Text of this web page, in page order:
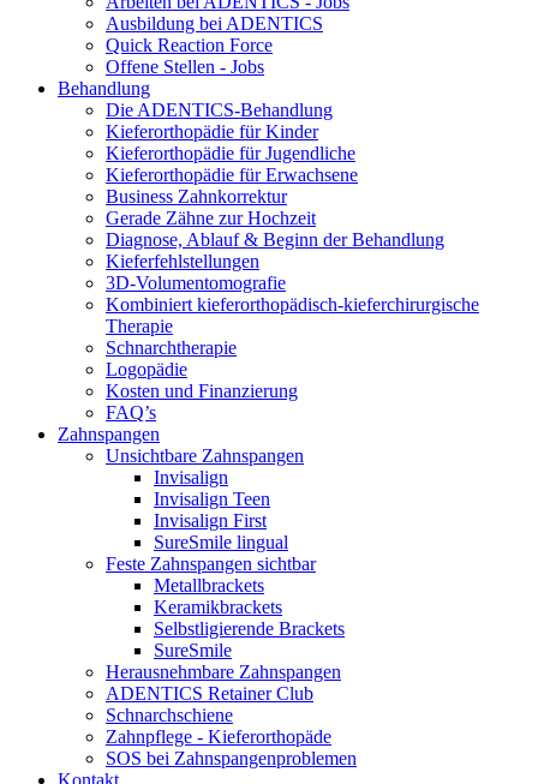
Ausbildung bei ADENTICS
Quick Reaction Force
Offene Stellen - Jobs
Behandlung
Die ADENTICS-Behandlung
Kieferorthopädie für Kinder
Kieferorthopädie für Jugendliche
Kieferorthopädie für Erwachsene
Business Zahnkorrektur
Gerade Zähne zur Hochzeit
Diagnose, Ablauf & Beginn der Behandlung
Kieferfehlstellungen
3D-Volumentomografie
Kombiniert kieferorthopädisch-kieferchirurgische
Therapie
Schnarchtherapie
Logopädie
Kosten und Finanzierung
FAQ’s
Zahnspangen
Unsichtbare Zahnspangen
Invisalign
Invisalign Teen
Invisalign First
SureSmile lingual
Feste Zahnspangen sichtbar
Metallbrackets
Keramikbrackets
Selbstligierende Brackets
SureSmile
Herausnehmbare Zahnspangen
ADENTICS Retainer Club
Schnarchschiene
Zahnpflege - Kieferorthopäde
SOS bei Zahnspangenproblemen
Kontakt